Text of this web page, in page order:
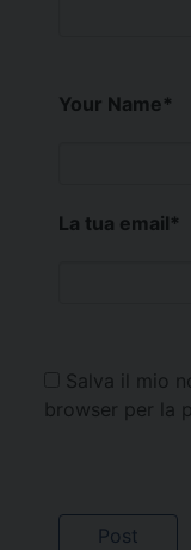
Your Name*
La tua email*
Salva il mio
browser per la